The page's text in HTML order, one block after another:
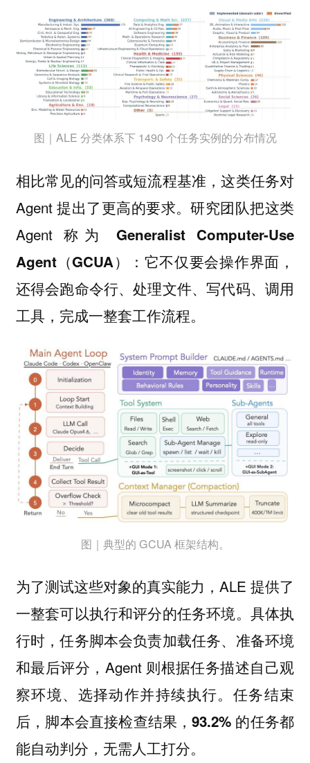
图｜ALE 分类体系下 1490 个任务实例的分布情况
相比常见的问答或短流程基准，这类任务对
Agent 提出了更高的要求。研究团队把这类
Agent 称为Generalist Computer-Use
Agent（GCUA）
：它不仅要会操作界面，
还得会跑命令行、处理文件、写代码、调用
工具，完成一整套工作流程。
图｜典型的 GCUA 框架结构。
为了测试这些对象的真实能力，ALE 提供了
一整套可以执行和评分的任务环境。具体执
行时，任务脚本会负责加载任务、准备环境
和最后评分，Agent 则根据任务描述自己观
察环境、 选择动作并持续执行。任务结束
后，脚本会直接检查结果，93.2% 的任务都
能自动判分，无需人工打分。